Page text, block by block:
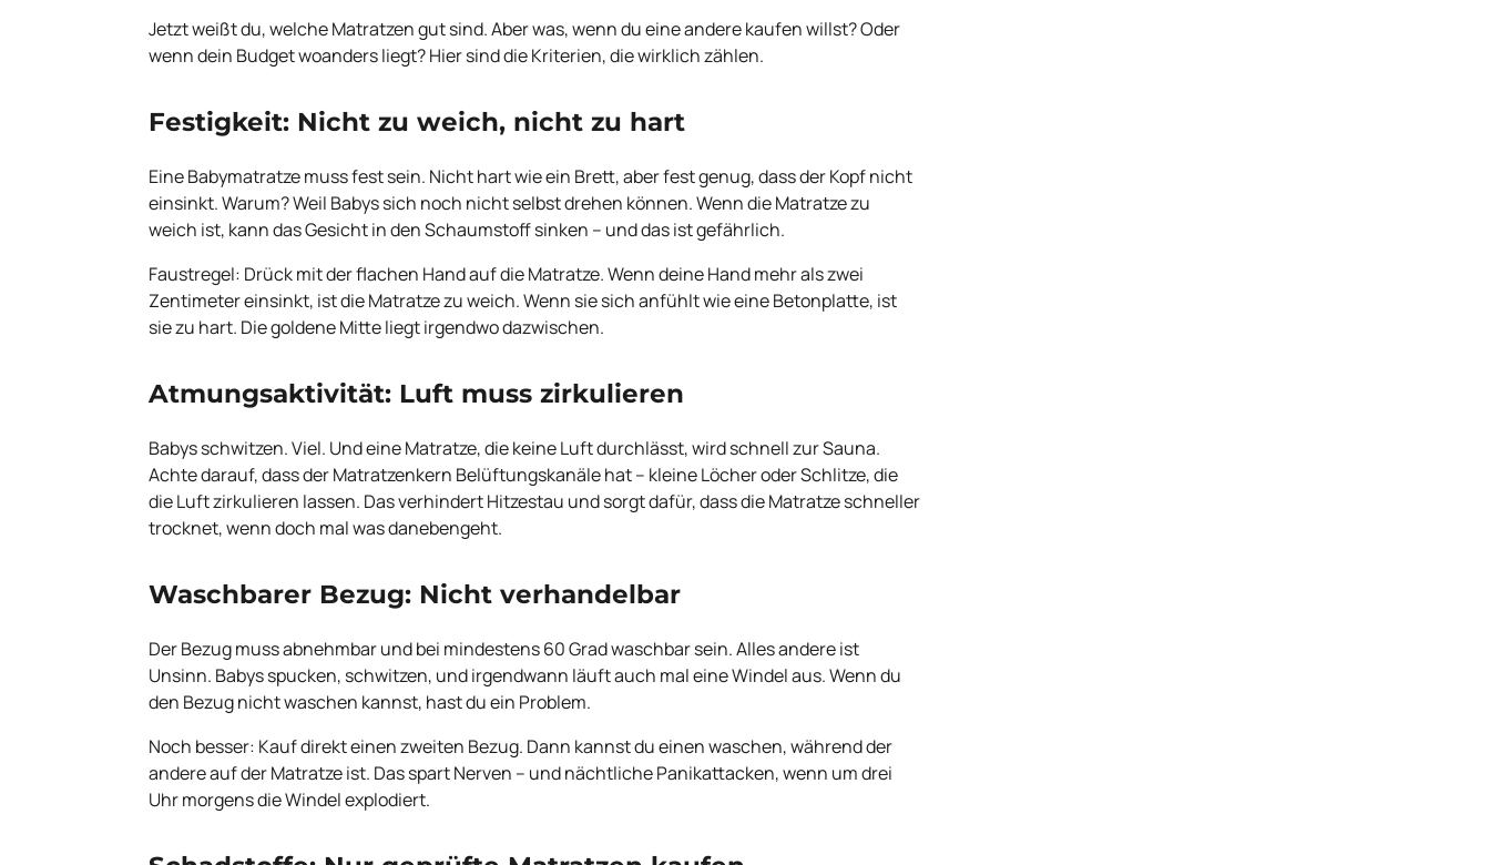
Jetzt weißt du, welche Matratzen gut sind. Aber was, wenn du eine andere kaufen willst? Oder
wenn dein Budget woanders liegt? Hier sind die Kriterien, die wirklich zählen.
Festigkeit: Nicht zu weich, nicht zu hart
Eine Babymatratze muss fest sein. Nicht hart wie ein Brett, aber fest genug, dass der Kopf nicht
einsinkt. Warum? Weil Babys sich noch nicht selbst drehen können. Wenn die Matratze zu
weich ist, kann das Gesicht in den Schaumstoff sinken – und das ist gefährlich.
Faustregel: Drück mit der flachen Hand auf die Matratze. Wenn deine Hand mehr als zwei
Zentimeter einsinkt, ist die Matratze zu weich. Wenn sie sich anfühlt wie eine Betonplatte, ist
sie zu hart. Die goldene Mitte liegt irgendwo dazwischen.
Atmungsaktivität: Luft muss zirkulieren
Babys schwitzen. Viel. Und eine Matratze, die keine Luft durchlässt, wird schnell zur Sauna.
Achte darauf, dass der Matratzenkern Belüftungskanäle hat – kleine Löcher oder Schlitze, die
die Luft zirkulieren lassen. Das verhindert Hitzestau und sorgt dafür, dass die Matratze schneller
trocknet, wenn doch mal was danebengeht.
Waschbarer Bezug: Nicht verhandelbar
Der Bezug muss abnehmbar und bei mindestens 60 Grad waschbar sein. Alles andere ist
Unsinn. Babys spucken, schwitzen, und irgendwann läuft auch mal eine Windel aus. Wenn du
den Bezug nicht waschen kannst, hast du ein Problem.
Noch besser: Kauf direkt einen zweiten Bezug. Dann kannst du einen waschen, während der
andere auf der Matratze ist. Das spart Nerven – und nächtliche Panikattacken, wenn um drei
Uhr morgens die Windel explodiert.